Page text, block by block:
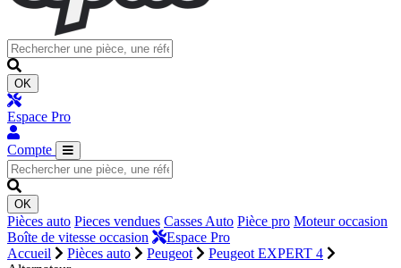
OK
Espace Pro
Compte
OK
Pièces auto Pieces vendues Casses Auto Pièce pro Moteur occasion
Boîte de vitesse occasion
Espace Pro
Accueil
Pièces auto Peugeot
Peugeot EXPERT 4